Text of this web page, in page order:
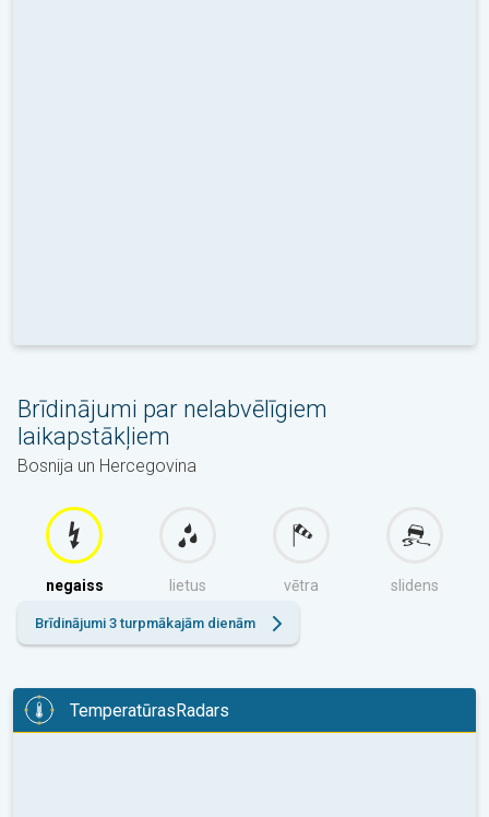
Brīdinājumi par nelabvēlīgiem
laikapstākļiem
Bosnija un Hercegovina
negaiss lietus vētra slidens
Brīdinājumi 3 turpmākajām dienām
TemperatūrasRadars